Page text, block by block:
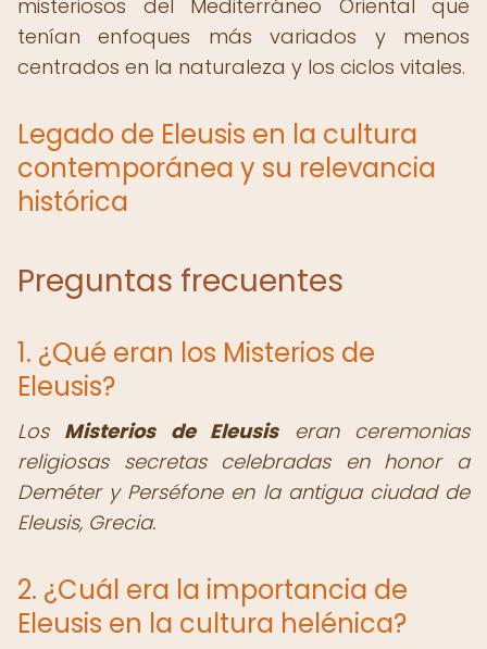
misteriosos del Mediterráneo Oriental que
tenían enfoques más variados y menos
centrados en la naturaleza y los ciclos vitales.
Legado de Eleusis en la cultura
contemporánea y su relevancia
histórica
Preguntas frecuentes
1. ¿Qué eran los Misterios de
Eleusis?
Los Misterios de Eleusiseran ceremonias
religiosas secretas celebradas en honor a
Deméter y Perséfone en la antigua ciudad de
Eleusis, Grecia.
2. ¿Cuál era la importancia de
Eleusis en la cultura helénica?